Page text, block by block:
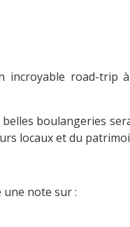
incroyable road-trip
boulangeries
locaux et du
note sur :